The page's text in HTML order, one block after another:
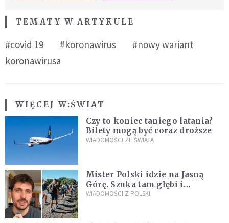
TEMATY W ARTYKULE
#covid 19 #koronawirus
#nowy wariant
koronawirusa
WIĘCEJ W:ŚWIAT
Czy to koniec taniego latania?
Bilety mogą być coraz droższe
WIADOMOŚCI ZE ŚWIATA
Mister Polski idzie na Jasną
Górę. Szuka tam głębi i
spotkania
WIADOMOŚCI Z POLSKI